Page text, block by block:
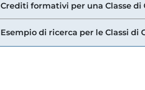
Crediti formativi per una Classe di
Esempio di ricerca per le Classi di